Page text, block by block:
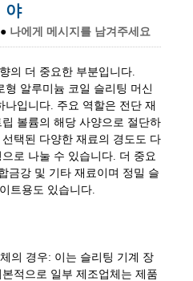
야
● 나에게 메시지를 남겨주세요
의 더 중요한 부분입니다.
형 알루미늄 코일 슬리팅 머신
나입니다. 주요 역할은 전단 재
볼륨의 해당 사양으로 절단하
택된 다양한 재료의 경도도 다
로 나눌 수 있습니다. 더 중요
금강 및 기타 재료이며 정밀 슬
트용도 있습니다.
의 경우: 이는 슬리팅 기계 장
적으로 일부 제조업체는 제품